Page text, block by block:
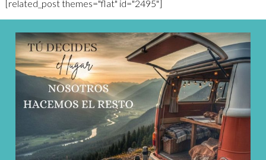
[related_post themes="flat" id="2495"]